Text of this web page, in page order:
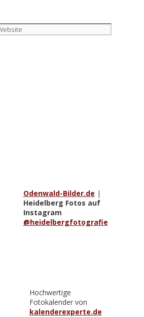
Odenwald-Bilder.de |
Heidelberg Fotos auf
Instagram
@heidelbergfotografie
Hochwertige
Fotokalender von
kalenderexperte.de